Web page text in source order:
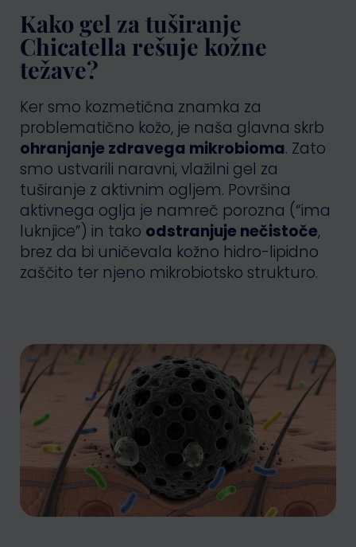
Kako gel za tuširanje
Chicatella rešuje kožne
težave?
Ker smo kozmetična znamka za
problematično kožo, je naša glavna skrb
ohranjanje zdravega mikrobioma. Zato
smo ustvarili naravni, vlažilni gel za
tuširanje z aktivnim ogljem. Površina
aktivnega oglja je namreč porozna (“ima
luknjice”) in tako odstranjuje nečistoče,
brez da bi uničevala kožno hidro-lipidno
zaščito ter njeno mikrobiotsko strukturo.